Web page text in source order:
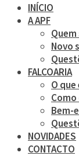
INÍCIO
A APF
Novo
FALCOARIA
O
Bem-
NOVIDADES
CONTACTO